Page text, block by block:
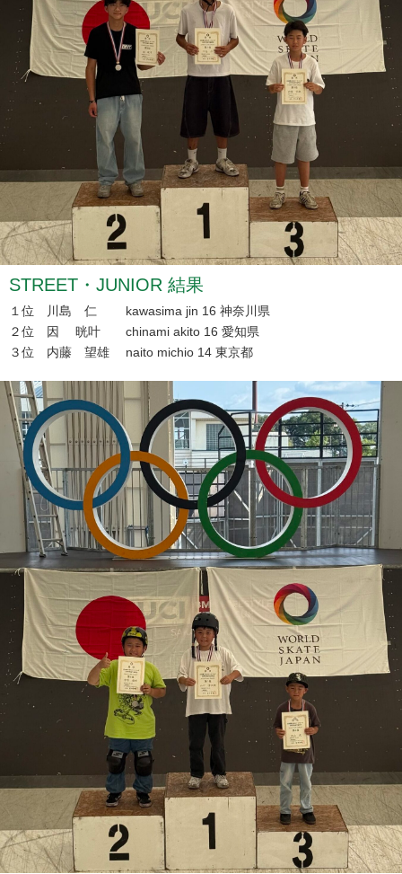
STREET・JUNIOR 結果
１位 川島 仁 kawasima jin 16 神奈川県
２位 因 晄叶 chinami akito 16 愛知県
３位 内藤 望雄 naito michio 14 東京都